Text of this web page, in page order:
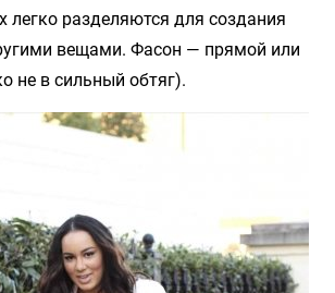
легко разделяются для создания
вещами. Фасон — прямой или
не в сильный обтяг).